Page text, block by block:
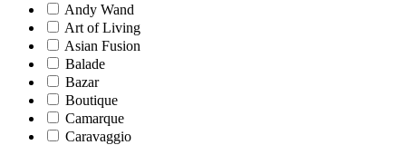
Andy Wand
Art of Living
Asian Fusion
Balade
Bazar
Boutique
Camarque
Caravaggio